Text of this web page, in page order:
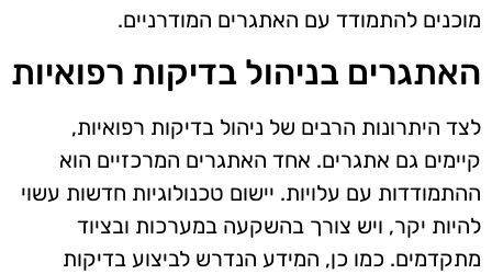
מוכנים להתמודד עם האתגרים המודרניים.
האתגרים בניהול בדיקות רפואיות
לצד היתרונות הרבים של ניהול בדיקות רפואיות,
קיימים גם אתגרים. אחד האתגרים המרכזיים הוא
ההתמודדות עם עלויות. יישום טכנולוגיות חדשות עשוי
להיות יקר, ויש צורך בהשקעה במערכות ובציוד
מתקדמים. כמו כן, המידע הנדרש לביצוע בדיקות